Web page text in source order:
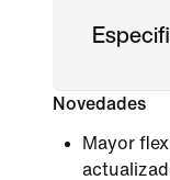
Novedades
Mayor